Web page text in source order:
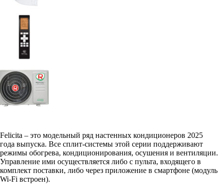
Felicita – это модельный ряд настенных кондиционеров 2025
года выпуска. Все сплит-системы этой серии поддерживают
режимы обогрева, кондиционирования, осушения и вентиляции.
Управление ими осуществляется либо с пульта, входящего в
комплект поставки, либо через приложение в смартфоне (модуль
Wi-Fi встроен).